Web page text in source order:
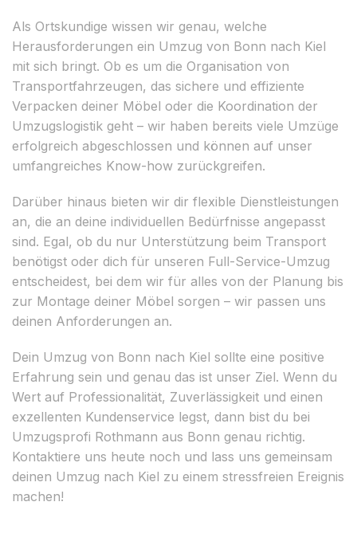
Als Ortskundige wissen wir genau, welche
Herausforderungen ein Umzug von Bonn nach Kiel
mit sich bringt. Ob es um die Organisation von
Transportfahrzeugen, das sichere und effiziente
Verpacken deiner Möbel oder die Koordination der
Umzugslogistik geht – wir haben bereits viele Umzüge
erfolgreich abgeschlossen und können auf unser
umfangreiches Know-how zurückgreifen.
Darüber hinaus bieten wir dir flexible Dienstleistungen
an, die an deine individuellen Bedürfnisse angepasst
sind. Egal, ob du nur Unterstützung beim Transport
benötigst oder dich für unseren Full-Service-Umzug
entscheidest, bei dem wir für alles von der Planung bis
zur Montage deiner Möbel sorgen – wir passen uns
deinen Anforderungen an.
Dein Umzug von Bonn nach Kiel sollte eine positive
Erfahrung sein und genau das ist unser Ziel. Wenn du
Wert auf Professionalität, Zuverlässigkeit und einen
exzellenten Kundenservice legst, dann bist du bei
Umzugsprofi Rothmann aus Bonn genau richtig.
Kontaktiere uns heute noch und lass uns gemeinsam
deinen Umzug nach Kiel zu einem stressfreien Ereignis
machen!